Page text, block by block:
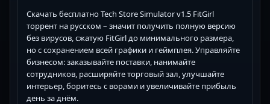
Скачать бесплатно Tech Store Simulator v1.5 FitGirl
торрент на русском – значит получить полную версию
без вирусов, сжатую FitGirl до минимального размера,
но с сохранением всей графики и геймплея. Управляйте
бизнесом: заказывайте поставки, нанимайте
сотрудников, расширяйте торговый зал, улучшайте
интерьер, боритесь с ворами и увеличивайте прибыль
день за днём.